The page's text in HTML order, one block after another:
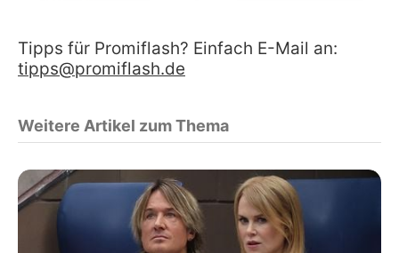
Tipps für Promiflash? Einfach E-Mail an:
tipps@promiflash.de
Weitere Artikel zum Thema